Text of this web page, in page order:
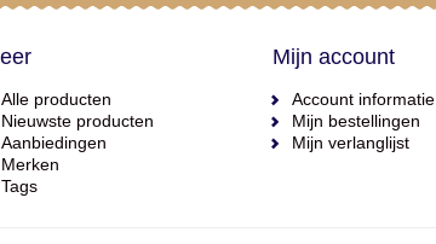
Alle producten
Nieuwste producten
Aanbiedingen
Merken
Tags
Mijn account
Account informatie
Mijn bestellingen
Mijn verlanglijst